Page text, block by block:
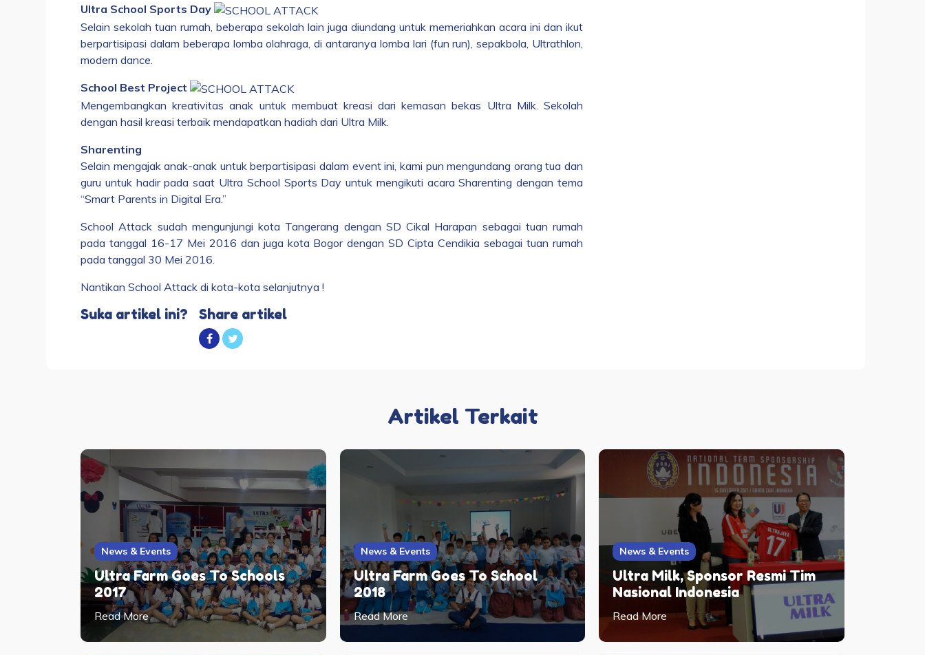
Ultra School Sports Day
Selain sekolah tuan rumah, beberapa sekolah lain juga diundang untuk memeriahkan acara ini dan ikut
berpartisipasi dalam beberapa lomba olahraga, di antaranya lomba lari (fun run), sepakbola, Ultrathlon,
modern dance.
School Best Project
Mengembangkan kreativitas anak untuk membuat kreasi dari kemasan bekas Ultra Milk. Sekolah
dengan hasil kreasi terbaik mendapatkan hadiah dari Ultra Milk.
Sharenting
Selain mengajak anak-anak untuk berpartisipasi dalam event ini, kami pun mengundang orang tua dan
guru untuk hadir pada saat Ultra School Sports Day untuk mengikuti acara Sharenting dengan tema
“Smart Parents in Digital Era.”
School Attack sudah mengunjungi kota Tangerang dengan SD Cikal Harapan sebagai tuan rumah
pada tanggal 16-17 Mei 2016 dan juga kota Bogor dengan SD Cipta Cendikia sebagai tuan rumah
pada tanggal 30 Mei 2016.
Nantikan School Attack di kota-kota selanjutnya !
Suka artikel ini? Share artikel
Artikel Terkait
News & Events
Ultra Farm Goes To Schools
2017
Read More
News & Events
Ultra Farm Goes To School
2018
Read More
News & Events
Ultra Milk, Sponsor Resmi Tim
Nasional Indonesia
Read More